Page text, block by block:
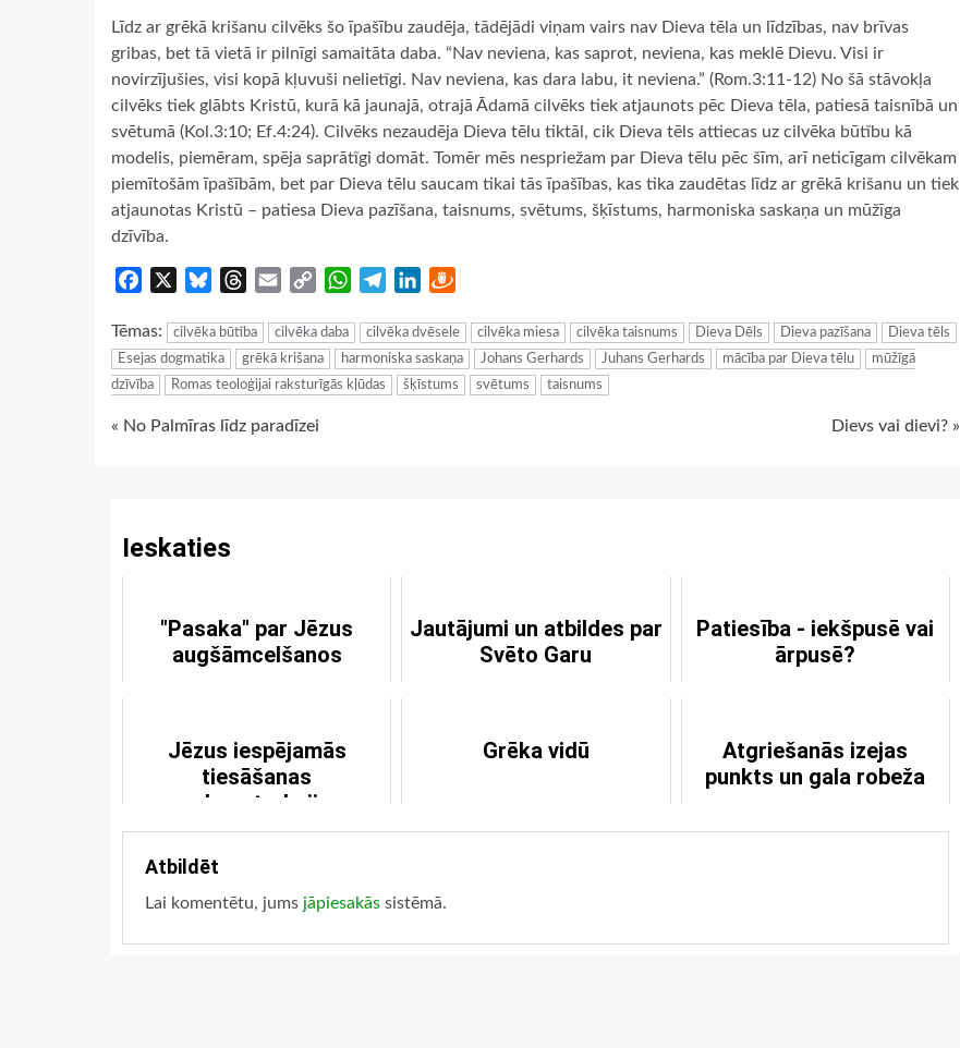
Līdz ar grēkā krišanu cilvēks šo īpašību zaudēja, tādējādi viņam vairs nav Dieva tēla un līdzības, nav brīvas
gribas, bet tā vietā ir pilnīgi samaitāta daba. “Nav neviena, kas saprot, neviena, kas meklē Dievu. Visi ir
novirzījušies, visi kopā kļuvuši nelietīgi. Nav neviena, kas dara labu, it neviena.” (Rom.3:11-12) No šā stāvokļa
cilvēks tiek glābts Kristū, kurā kā jaunajā, otrajā Ādamā cilvēks tiek atjaunots pēc Dieva tēla, patiesā taisnībā un
svētumā (Kol.3:10; Ef.4:24). Cilvēks nezaudēja Dieva tēlu tiktāl, cik Dieva tēls attiecas uz cilvēka būtību kā
modelis, piemēram, spēja saprātīgi domāt. Tomēr mēs nespriežam par Dieva tēlu pēc šīm, arī neticīgam cilvēkam
piemītošām īpašībām, bet par Dieva tēlu saucam tikai tās īpašības, kas tika zaudētas līdz ar grēkā krišanu un tiek
atjaunotas Kristū – patiesa Dieva pazīšana, taisnums, svētums, šķīstums, harmoniska saskaņa un mūžīga
dzīvība.
Facebook BlueskyThreads
Email
Copy
WhatsApp
TelegramLinkedIn
Tēmas: cilvēka būtība cilvēka daba cilvēka dvēsele cilvēka miesa cilvēka taisnums Dieva Dēls Dieva pazīšana
Dieva tēls
Esejas dogmatika
grēkā krišana harmoniska saskaņa Johans Gerhards Juhans Gerhards mācība par Dieva tēlu
mūžīgā
dzīvība
Romas teoloģijai raksturīgās kļūdas šķīstums svētums taisnums
Continue
« No Palmīras līdz paradīzei Dievs vai dievi? »
Ieskaties
"Pasaka" par Jēzus
augšāmcelšanos
Jautājumi un atbildes par
Svēto Garu
Patiesība - iekšpusē vai
ārpusē?
Jēzus iespējamās
tiesāšanas
rekonstrukcija
Grēka vidū
Atgriešanās izejas
punkts un gala robeža
Atbildēt
Lai komentētu, jums jāpiesakās sistēmā.